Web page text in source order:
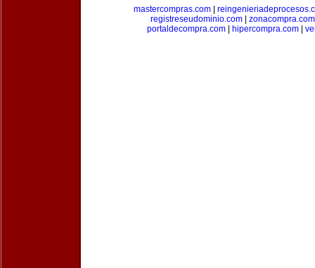
mastercompras.com
registreseudominio.com
zonacompra.com
portaldecompra.com
hipercompra.com